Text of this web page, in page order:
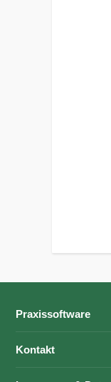
Praxissoftware
Kontakt